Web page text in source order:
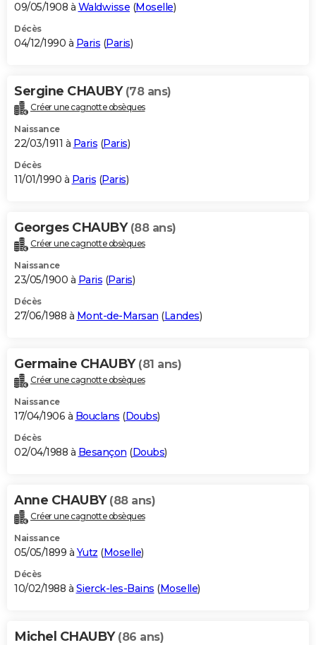
09/05/1908 à Waldwisse (Moselle)
Décès
04/12/1990 à Paris (Paris)
Sergine CHAUBY (78 ans)
Créer une cagnotte obsèques
Naissance
22/03/1911 à Paris (Paris)
Décès
11/01/1990 à Paris (Paris)
Georges CHAUBY (88 ans)
Créer une cagnotte obsèques
Naissance
23/05/1900 à Paris (Paris)
Décès
27/06/1988 à Mont-de-Marsan (Landes)
Germaine CHAUBY (81 ans)
Créer une cagnotte obsèques
Naissance
17/04/1906 à Bouclans (Doubs)
Décès
02/04/1988 à Besançon (Doubs)
Anne CHAUBY (88 ans)
Créer une cagnotte obsèques
Naissance
05/05/1899 à Yutz (Moselle)
Décès
10/02/1988 à Sierck-les-Bains (Moselle)
Michel CHAUBY (86 ans)